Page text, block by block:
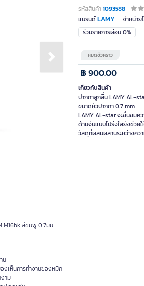
Next slide
รหัสสินค้า1093588
แบรนด์LAMY จำหน่าย
ร่วมรายการผ่อน 0%
หมดชั่วคราว
฿ 900.00
เกี่ยวกับสินค้า
ปากกาลูกลื่น LAMY AL-
ขนาดหัวปากกา 0.7 mm
LAMY AL-star จะชื่นชมค
ด้ามจับแบบโปร่งใสยังช่วย
วัสดุที่ผสมผสานระหว่างคว
M16bk สีชมพู 0.7มม.
น
งเห็นการทำงานของหมึก
าม